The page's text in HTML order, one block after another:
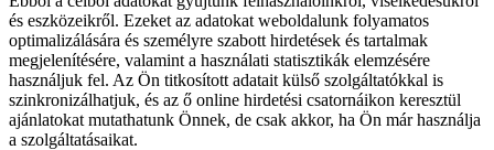
és eszközeikről. Ezeket az adatokat weboldalunk folyamatos
optimalizálására és személyre szabott hirdetések és tartalmak
megjelenítésére, valamint a használati statisztikák elemzésére
használjuk fel. Az Ön titkosított adatait külső szolgáltatókkal is
szinkronizálhatjuk, és az ő online hirdetési csatornáikon keresztül
ajánlatokat mutathatunk Önnek, de csak akkor, ha Ön már használja
a szolgáltatásaikat.